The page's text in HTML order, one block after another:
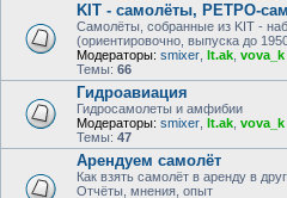
KIT - самолёты, РЕТРО-
Самолёты, собранные из KIT -
(ориентировочно, выпуска до
Модераторы: smixer lt.ak vova_k
Темы: 66
Гидроавиация
Гидросамолеты и амфибии
Модераторы: smixer lt.ak vova_k
Темы: 47
Арендуем самолёт
Как взять самолёт в аренду в
Отчёты, мнения, опыт